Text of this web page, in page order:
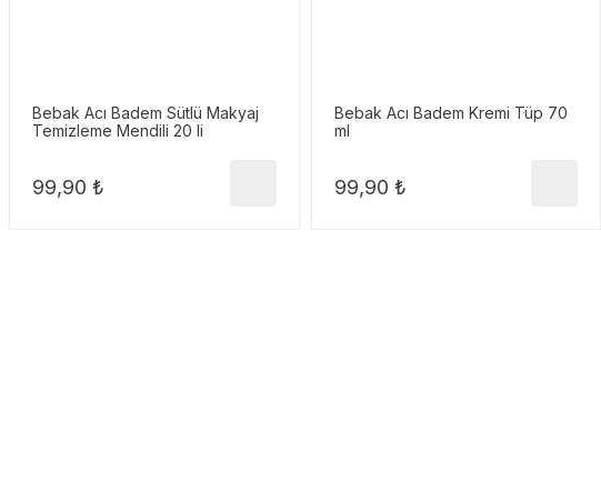
Bebak Acı Badem Sütlü Makyaj
Temizleme Mendili 20 li
99,90 ₺
Bebak Acı Badem Kremi Tüp 70
ml
99,90 ₺